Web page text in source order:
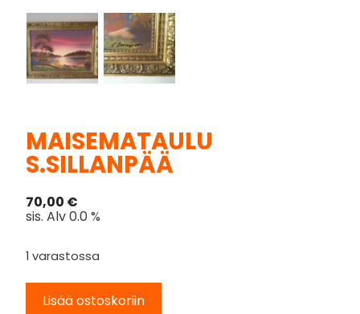
MAISEMATAULU
S.SILLANPÄÄ
70,00 €
sis. Alv 0.0 %
1 varastossa
Lisää ostoskoriin